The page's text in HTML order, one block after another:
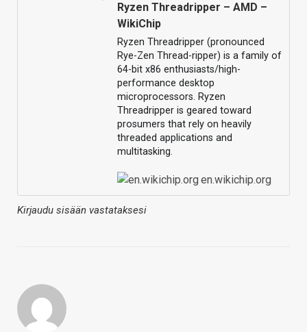
Ryzen Threadripper – AMD –
WikiChip
Ryzen Threadripper (pronounced
Rye-Zen Thread-ripper) is a family of
64-bit x86 enthusiasts/high-
performance desktop
microprocessors. Ryzen
Threadripper is geared toward
prosumers that rely on heavily
threaded applications and
multitasking.
en.wikichip.org
Kirjaudu sisään vastataksesi